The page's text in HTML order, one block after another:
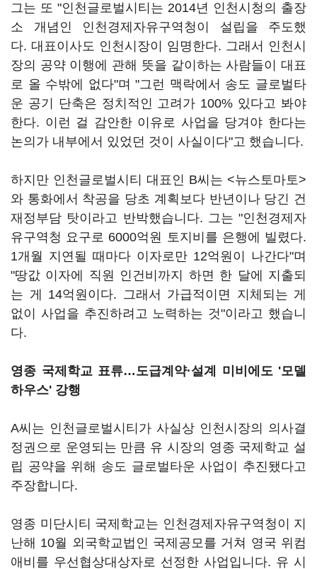
그는 또 "인천글로벌시티는 2014년 인천시청의 출장
소 개념인 인천경제자유구역청이 설립을 주도했
다. 대표이사도 인천시장이 임명한다. 그래서 인천시
장의 공약 이행에 관해 뜻을 같이하는 사람들이 대표
로 올 수밖에 없다"며 "그런 맥락에서 송도 글로벌타
운 공기 단축은 정치적인 고려가 100% 있다고 봐야
한다. 이런 걸 감안한 이유로 사업을 당겨야 한다는
논의가 내부에서 있었던 것이 사실이다"고 했습니다.
하지만 인천글로벌시티 대표인 B씨는 <뉴스토마토>
와 통화에서 착공을 당초 계획보다 반년이나 당긴 건
재정부담 탓이라고 반박했습니다. 그는 "인천경제자
유구역청 요구로 6000억원 토지비를 은행에 빌렸다.
1개월 지연될 때마다 이자로만 12억원이 나간다"며
"땅값 이자에 직원 인건비까지 하면 한 달에 지출되
는 게 14억원이다. 그래서 가급적이면 지체되는 게
없이 사업을 추진하려고 노력하는 것"이라고 했습니
다.
영종 국제학교 표류…도급계약·설계 미비에도 '모델
하우스' 강행
A씨는 인천글로벌시티가 사실상 인천시장의 의사결
정권으로 운영되는 만큼 유 시장의 영종 국제학교 설
립 공약을 위해 송도 글로벌타운 사업이 추진됐다고
주장합니다.
영종 미단시티 국제학교는 인천경제자유구역청이 지
난해 10월 외국학교법인 국제공모를 거쳐 영국 위컴
애비를 우선협상대상자로 선정한 사업입니다. 유 시